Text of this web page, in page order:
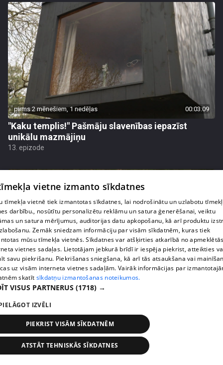
pirms 2 mēnešiem, 1 nedēļas 00:03:09
"Kaku templis!" Pašmāju slavenības iepazīst
unikālu mazmājiņu
13. epizode
pirms 2 mēnešiem, 2 nedēļām
Pašmāju slavenības ļaujas sānslīdēm ar unikālu
transportlīdzekli
13. epizode
vietne izmanto sīkdatnes
tīmekļa vietnē tiek izmantotas sīkdatnes, lai nodrošinātu un uzlabotu
darbību., nosūtītu personalizētu reklāmu un satura ģenerēšanai, veiktu
un satura mērījumus, auditorijas datu apkopošanu, kā arī produktu
Zemāk sniedzam informāciju par visām sīkdatnēm, kuras tiek
mūsu tīmekļa vietnēs. Sīkdatnes var atšķirties atkarībā no
vietnes sadaļas. Lietotājam jebkurā brīdī ir iespēja piekrist, atteikties
savu piekrišanu. Piekrišanas sniegšana, kā arī tās atsaukšana vai
uz visām interneta vietnes sadaļām. Vairāk informācijas par
skatīt sīkdatņu izmantošanas noteikumos.
VISUS PARTNERUS (1718) →
IZVĒLI
PIEKRIST VISĀM SĪKDATNĒM
ATSTĀT TEHNISKĀS SĪKDATNES